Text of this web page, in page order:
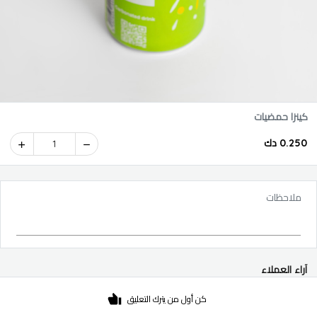
كينزا حمضيات
0.250 دك 1
ملاحظات
آراء العملاء
كن أول من يترك التعليق